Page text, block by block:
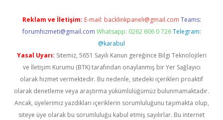
Reklam ve İletişim: E-mail: backlinkpaneli@gmail.com Teams:
forumhizmeti@gmail.com Whatsapp: 0262 606 0 726 Telegram:
@karabul
Yasal Uyarı: Sitemiz, 5651 Sayılı Kanun gereğince Bilgi Teknolojileri
ve İletişim Kurumu (BTK) tarafından onaylanmış bir Yer Sağlayıcı
olarak hizmet vermektedir. Bu nedenle, sitedeki içerikleri proaktif
olarak denetleme veya araştırma yükümlülüğümüz bulunmamaktadır.
Ancak, üyelerimiz yazdıkları içeriklerin sorumluluğunu taşımakta olup,
siteye üye olarak bu sorumluluğu kabul etmiş sayılırlar. Bu internet